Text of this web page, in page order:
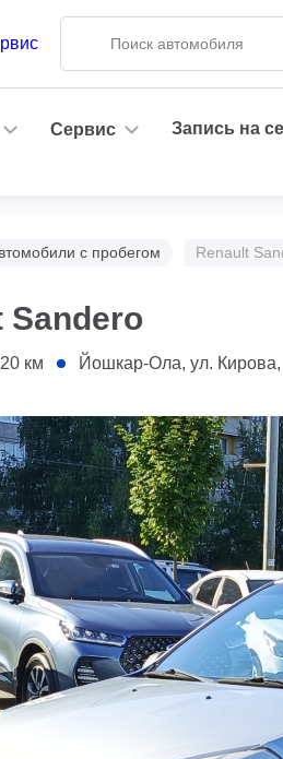
Сервис Запись на
с пробегом Renault
Sandero
км Йошкар-Ола, ул. Кирова, 2